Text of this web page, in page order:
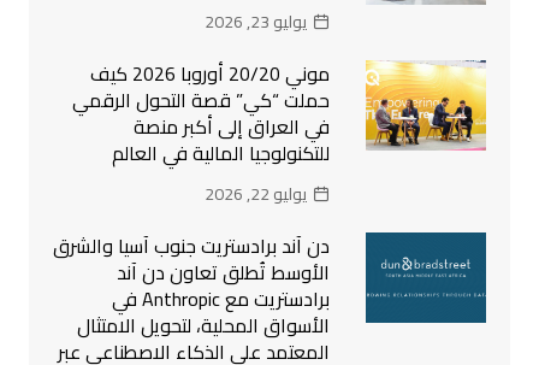
يوليو 23, 2026
موني 20/20 أوروبا 2026 كيف
حملت “كي” قصة التحول الرقمي
في العراق إلى أكبر منصة
للتكنولوجيا المالية في العالم
يوليو 22, 2026
دن آند برادستريت جنوب آسيا والشرق
الأوسط تُطلق تعاون دن آند
برادستريت مع Anthropic في
الأسواق المحلية، لتحويل الامتثال
المعتمد على الذكاء الاصطناعي عبر